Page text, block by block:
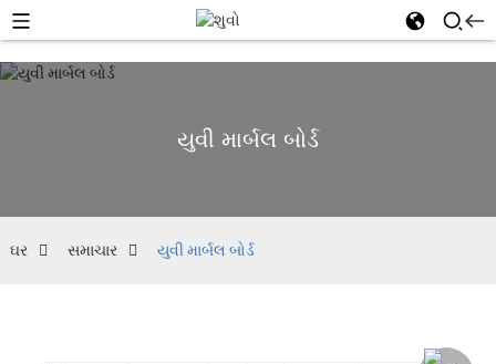
યુવી માર્બલ બોર્ડ
ઘર સમાચાર યુવી માર્બલ બોર્ડ